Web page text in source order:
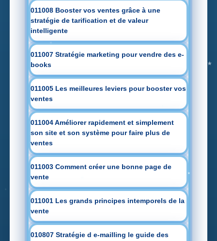
011008 Booster vos ventes grâce à une
stratégie de tarification et de valeur
intelligente
011007 Stratégie marketing pour vendre des e-
books
011005 Les meilleures leviers pour booster vos
ventes
011004 Améliorer rapidement et simplement
son site et son système pour faire plus de
ventes
011003 Comment créer une bonne page de
vente
011001 Les grands principes intemporels de la
vente
010807 Stratégie d e-mailling le guide des